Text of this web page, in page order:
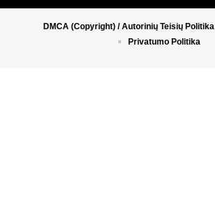
DMCA (Copyright) / Autorinių Teisių Politika
Privatumo Politika